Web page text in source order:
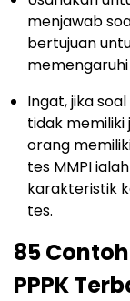
menjawab
bertujuan
Ingat, jika
tidak memiliki
orang
tes MMPI
karakteristik
tes.
85
PPPK